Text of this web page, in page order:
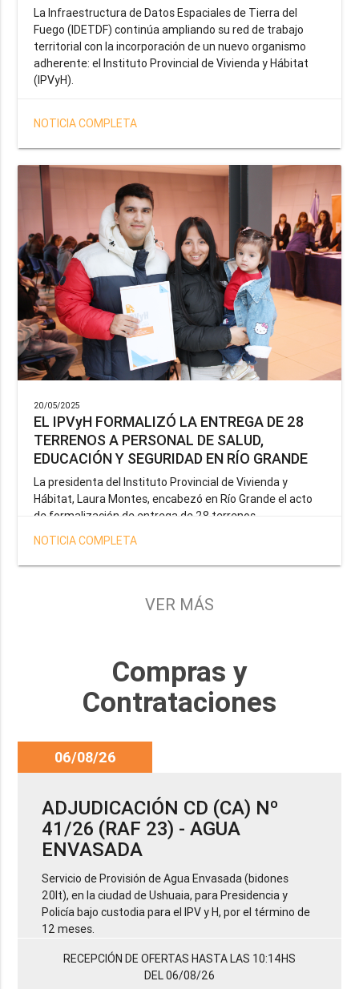
La Infraestructura de Datos Espaciales de Tierra del
Fuego (IDETDF) continúa ampliando su red de trabajo
territorial con la incorporación de un nuevo organismo
adherente: el Instituto Provincial de Vivienda y Hábitat
(IPVyH).
NOTICIA COMPLETA
20/05/2025
EL IPVyH FORMALIZÓ LA ENTREGA DE 28
TERRENOS A PERSONAL DE SALUD,
EDUCACIÓN Y SEGURIDAD EN RÍO GRANDE
La presidenta del Instituto Provincial de Vivienda y
Hábitat, Laura Montes, encabezó en Río Grande el acto
de formalización de entrega de 28 terrenos
correspondientes a la operatoria especial anunciada por
el Gobernador Gustavo Melella, la cual tiene como
objetivo brindar una solución habitacional a docentes,
Provincia y del Servicio Penitenciario.
NOTICIA COMPLETA
VER MÁS
Compras y
Contrataciones
06/08/26
ADJUDICACIÓN CD (CA) Nº
41/26 (RAF 23) - AGUA
ENVASADA
Servicio de Provisión de Agua Envasada (bidones
20lt), en la ciudad de Ushuaia, para Presidencia y
Policía bajo custodia para el IPV y H, por el término de
12 meses.
RECEPCIÓN DE OFERTAS HASTA LAS 10:14HS
DEL 06/08/26